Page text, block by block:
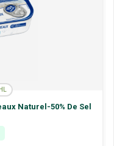
Naturel-50% De Sel